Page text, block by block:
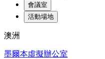
會議室
活動場地
澳洲
墨爾本虛擬辦公室